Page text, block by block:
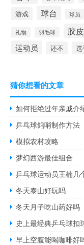
游戏 球台 球员
礼物 羽毛球 胶皮
运动员 还不
猜你想看的文章
如何拒绝过年亲戚介
乒乓球鸽哨制作方法
模拟农村攻略
梦幻西游最佳组合
乒乓球运动员王楠几
冬天泰山好玩吗
冬天月子吃山药好吗
史上最经典乒乓球扣
早上空腹能喝咖啡好